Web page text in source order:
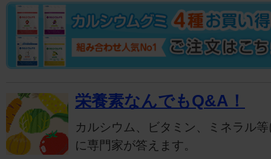
栄養素なんでもQ&A！
カルシウム、ビタミン、ミネラル
に専門家が答えます。